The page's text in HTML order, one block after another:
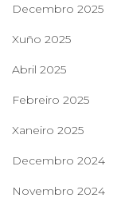
Decembro 2025
Xuño 2025
Abril 2025
Febreiro 2025
Xaneiro 2025
Decembro 2024
Novembro 2024